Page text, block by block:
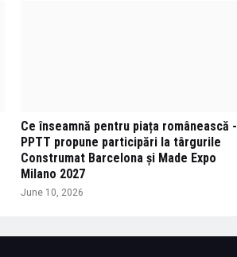
Ce înseamnă pentru piața românească -
PPTT propune participări la târgurile
Construmat Barcelona și Made Expo
Milano 2027
June 10, 2026